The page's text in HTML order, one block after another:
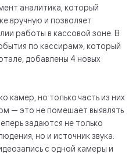
аналитика, который
вручную и позволяет
работы в кассовой зоне. В
по кассирам», который
добавлены 4 новых
камер, но только часть из них
— это не помешает выявлять
задаются не только
но и источник звука.
с одной камеры и